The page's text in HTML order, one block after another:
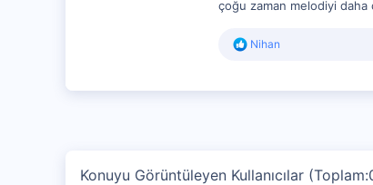
çoğu zaman melodiyi
R
:
Nihan
Konuyu Görüntüleyen Kullanıcılar